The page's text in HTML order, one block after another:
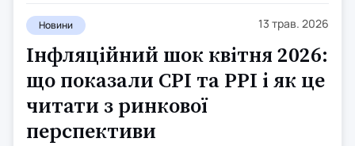
Новини 13 трав. 2026
Інфляційний шок квітня 2026:
що показали CPI та PPI і як це
читати з ринкової
перспективи